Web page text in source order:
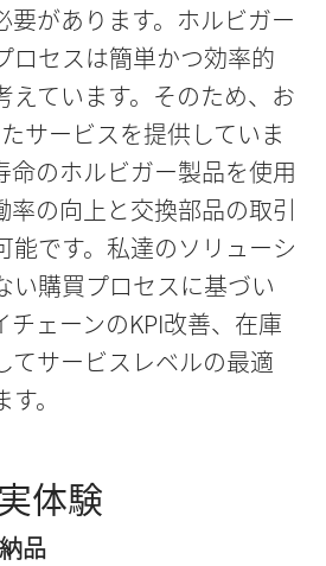
要があります。ホルビガー
ロセスは簡単かつ効率的
えています。そのため、お
サービスを提供していま
命のホルビガー製品を使用
率の向上と交換部品の取引
能です。私達のソリューシ
い購買プロセスに基づい
チェーンのKPI改善、在庫
てサービスレベルの最適
。
体験
品